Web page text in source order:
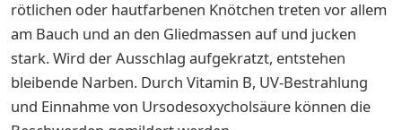
rötlichen oder hautfarbenen Knötchen treten vor allem
am Bauch und an den Gliedmassen auf und jucken
stark. Wird der Ausschlag aufgekratzt, entstehen
bleibende Narben. Durch Vitamin B, UV-Bestrahlung
und Einnahme von Ursodesoxycholsäure können die